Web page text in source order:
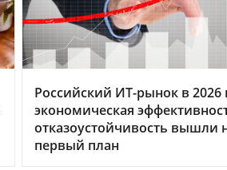
Российский ИТ-рынок в 2026
экономическая
отказоустойчивость вышли
первый план